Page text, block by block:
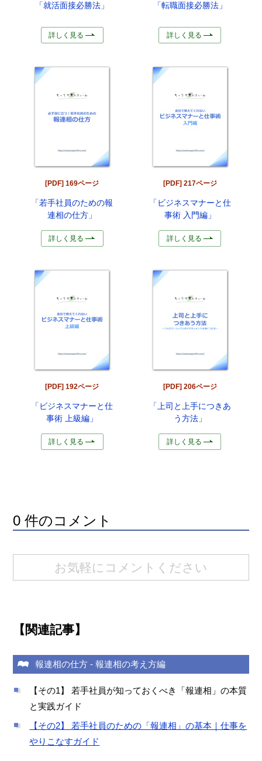
「就活面接必勝法」
詳しく見る
「転職面接必勝法」
詳しく見る
[PDF] 169ページ
「若手社員のための報
連相の仕方」
詳しく見る
[PDF] 217ページ
「ビジネスマナーと仕
事術 入門編」
詳しく見る
[PDF] 192ページ
「ビジネスマナーと仕
事術 上級編」
詳しく見る
[PDF] 206ページ
「上司と上手につきあ
う方法」
詳しく見る
0 件のコメント
お気軽にコメントください
【関連記事】
報連相の仕方 -報連相の考え方編
【その1】 若手社員が知っておくべき「報連相」の本質
と実践ガイド
【その2】 若手社員のための「報連相」の基本｜仕事を
やりこなすガイド